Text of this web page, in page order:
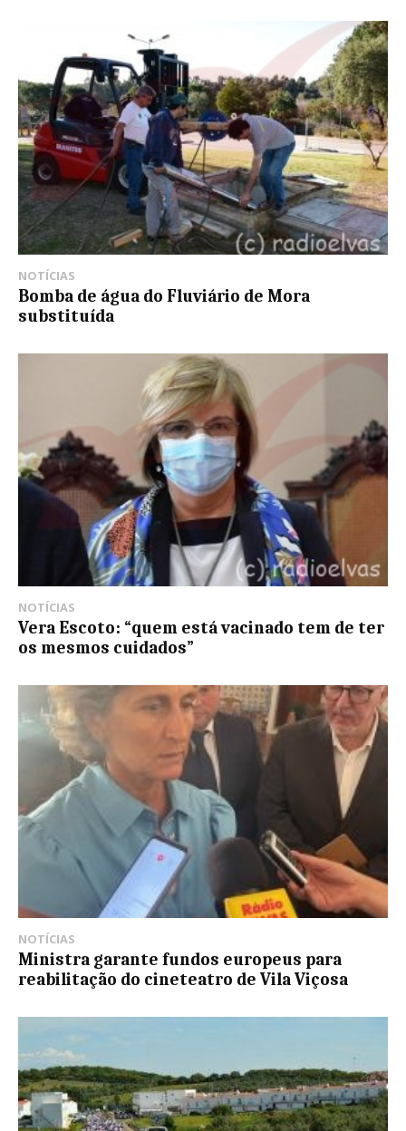
NOTÍCIAS
Bomba de água do Fluviário de Mora
substituída
NOTÍCIAS
Vera Escoto: “quem está vacinado tem de ter
os mesmos cuidados”
NOTÍCIAS
Ministra garante fundos europeus para
reabilitação do cineteatro de Vila Viçosa